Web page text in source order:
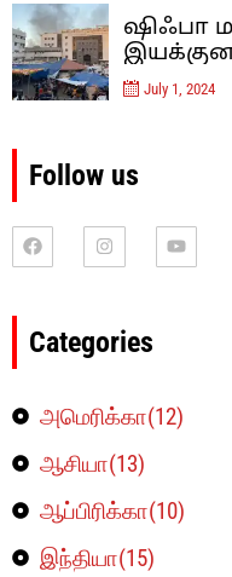
ஷிஃபா
பிறகு
July 1, 2024
Follow us
Categories
அமெரிக்கா(12)
ஆசியா(13)
ஆப்பிரிக்கா(10)
இந்தியா(15)